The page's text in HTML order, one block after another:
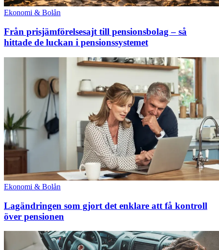
Ekonomi & Bolån
Från prisjämförelsesajt till pensionsbolag – så
hittade de luckan i pensionssystemet
Ekonomi & Bolån
Lagändringen som gjort det enklare att få kontroll
över pensionen